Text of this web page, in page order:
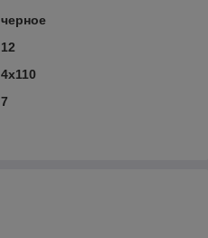
черное
12
4x110
7